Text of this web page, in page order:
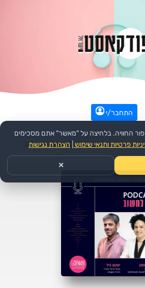
התחבר/י
>>הפודקאסט: זמן לחשוב >>פרק
החוויה. בלחיצה על "מאשר" אתם מסכימים
פרטיות ותנאי שימוש הצהרת נגישות
✕